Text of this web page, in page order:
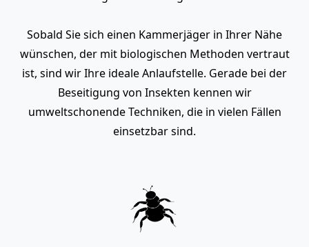
Sobald Sie sich einen Kammerjäger in Ihrer Nähe
wünschen, der mit biologischen Methoden vertraut
ist, sind wir Ihre ideale Anlaufstelle. Gerade bei der
Beseitigung von Insekten kennen wir
umweltschonende Techniken, die in vielen Fällen
einsetzbar sind.